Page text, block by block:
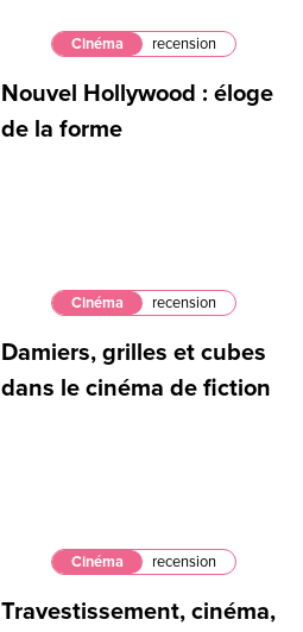
Cinéma recension
Nouvel Hollywood : éloge
de la forme
Cinéma recension
Damiers, grilles et cubes
dans le cinéma de fiction
Cinéma recension
Travestissement, cinéma,